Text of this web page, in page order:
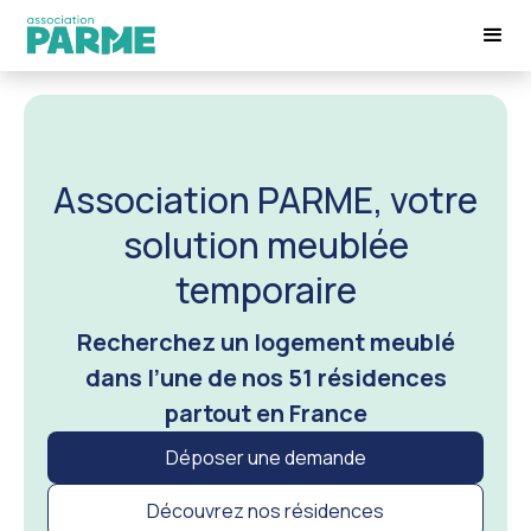
Association PARME, votre
solution meublée
temporaire
Recherchez un logement meublé
dans l’une de nos 51 résidences
partout en France
Déposer une demande
Découvrez nos résidences